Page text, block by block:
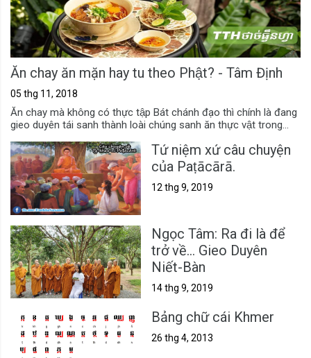
Ăn chay ăn mặn hay tu theo Phật? - Tâm Định
05 thg 11, 2018
Ăn chay mà không có thực tập Bát chánh đạo thì chính là đang
gieo duyên tái sanh thành loài chúng sanh ăn thực vật trong...
Tứ niệm xứ câu chuyện
của Paṭācārā.
12 thg 9, 2019
Ngọc Tâm: Ra đi là để
trở về... Gieo Duyên
Niết-Bàn
14 thg 9, 2019
Bảng chữ cái Khmer
26 thg 4, 2013